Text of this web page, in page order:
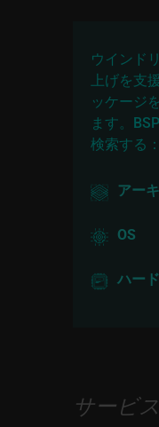
ウインド
上げを支
ッケージ
ます。
検索する：
アー
OS
ハー
サービ